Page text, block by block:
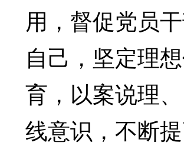
用，督促党员
自己，坚定理
育，以案说理
线意识，不断